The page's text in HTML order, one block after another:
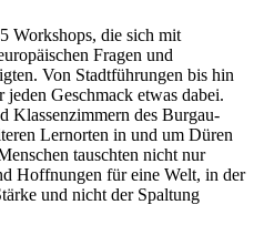
Workshops, die sich mit
Fragen und
Von Stadtführungen bis hin
Geschmack etwas dabei.
Klassenzimmern des Burgau-
Lernorten in und um Düren
tauschten nicht nur
Hoffnungen für eine Welt, in der
und nicht der Spaltung